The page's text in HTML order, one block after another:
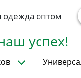
одежда оптом
успех!